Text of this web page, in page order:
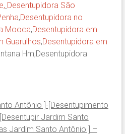
Desentupidora São
,Desentupidora no
Mooca,Desentupidora em
Guarulhos,Desentupidora em
Hm,Desentupidora
Antônio ]-[Desentupimento
Jardim Santo
Jardim Santo Antônio ] –